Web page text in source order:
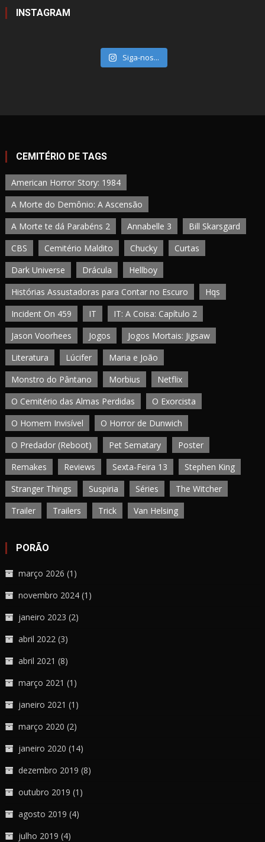
INSTAGRAM
Siga-nos...
CEMITÉRIO DE TAGS
American Horror Story: 1984
A Morte do Demônio: A Ascensão
A Morte te dá Parabéns 2
Annabelle 3
Bill Skarsgard
CBS
Cemitério Maldito Chucky
Curtas
Dark Universe
Drácula
Hellboy
Histórias Assustadoras para Contar no Escuro
Hqs
Incident On 459
IT
IT: A Coisa: Capítulo 2
Jason Voorhees
Jogos
Jogos Mortais: Jigsaw
Literatura
Lúcifer
Maria e João
Monstro do Pântano
Morbius
Netflix
O Cemitério das Almas Perdidas
O Exorcista
O Homem Invisível
O Horror de Dunwich
O Predador (Reboot)
Pet Sematary
Poster
Remakes
Reviews Sexta-Feira 13
Stephen King
Stranger Things
Suspiria Séries
The Witcher
Trailer
Trailers Trick Van Helsing
PORÃO
março 2026 (1)
novembro 2024 (1)
janeiro 2023 (2)
abril 2022 (3)
abril 2021 (8)
março 2021 (1)
janeiro 2021 (1)
março 2020 (2)
janeiro 2020 (14)
dezembro 2019 (8)
outubro 2019 (1)
agosto 2019 (4)
julho 2019 (4)